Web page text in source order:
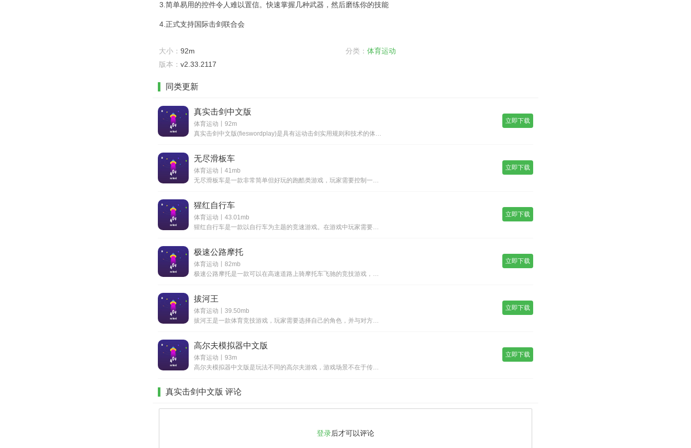
3.简单易用的控件令人难以置信。快速掌握几种武器，然后磨练你的技能
4.正式支持国际击剑联合会
大小： 92m 分类： 体育运动
版本： v2.33.2117
同类更新
真实击剑中文版
体育运动丨92m
真实击剑中文版(fieswordplay)是具有运动击剑实用规则和技术的体育竞技游戏。游戏中的3d图片也使游戏场景和角色动作非常精致，真实地模拟了击剑场上真实的物理操作动作，但玩家可以感受到击剑的魅力，喜欢体育击剑系列的战斗类游戏别错过，感
立即下载
无尽滑板车
体育运动丨41mb
无尽滑板车是一款非常简单但好玩的跑酷类游戏，玩家需要控制一个滑板车在城市中不断地向前行驶并躲避各种障碍物和难题。游戏的操作非常简单，只需要通过滑动手指控制滑板车的移动，在空中可以进行高难度动作来获得额外的奖励。此外游戏中还有各种可解锁的滑板
立即下载
猩红自行车
体育运动丨43.01mb
猩红自行车是一款以自行车为主题的竞速游戏。在游戏中玩家需要驾驶自行车来进行竞速比赛，游戏中在前进的时候会发生很多的危险，玩家需要自己想办法来解决危险，避免自己受到伤害，在不同的赛道上进行驾驶的危险是不同的，游戏中有多种不同的自行车可以进行选
立即下载
极速公路摩托
体育运动丨82mb
极速公路摩托是一款可以在高速道路上骑摩托车飞驰的竞技游戏，摩托的等级，随着解锁不同关卡而增加需要避免在驾驶过程中遇到的障碍观察指示灯车辆可左转或右转。如果汽车意外翻倒，将被视为挑战失败，这款游戏中有很多场景和地图，等待着玩家发掘。游戏中场景
立即下载
拔河王
体育运动丨39.50mb
拔河王是一款体育竞技游戏，玩家需要选择自己的角色，并与对方进行一场拔河比赛。游戏的玩法非常简单，玩家需要控制自己的角色，使其在比赛中尽可能的拉动对手，直到将对方拉到自己的一侧结束比赛。游戏中会出现一些道具，例如加速器和减速器，可以增强或减弱
立即下载
高尔夫模拟器中文版
体育运动丨93m
高尔夫模拟器中文版是玩法不同的高尔夫游戏，游戏场景不在于传统的高尔夫球场，而在于各种奇特的地形，玩家需要发挥自己的想象力才能找到通关的方法，游戏益智烧脑，非常适合休闲娱乐，喜欢这个模拟高尔夫球写的体育游戏别错过，现在就下载这个高尔夫运动类的
立即下载
真实击剑中文版 评论
登录后才可以评论